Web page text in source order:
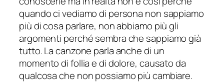
quando ci vediamo di persona non sappiamo
più di cosa parlare, non abbiamo più gli
argomenti perché sembra che sappiamo già
tutto. La canzone parla anche di un
momento di follia e di dolore, causato da
qualcosa che non possiamo più cambiare.